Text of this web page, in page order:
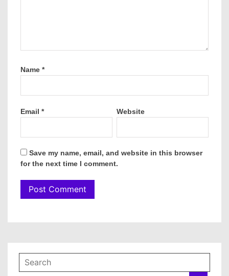
Name *
Email * Website
Save my name, email, and website in this browser
for the next time I comment.